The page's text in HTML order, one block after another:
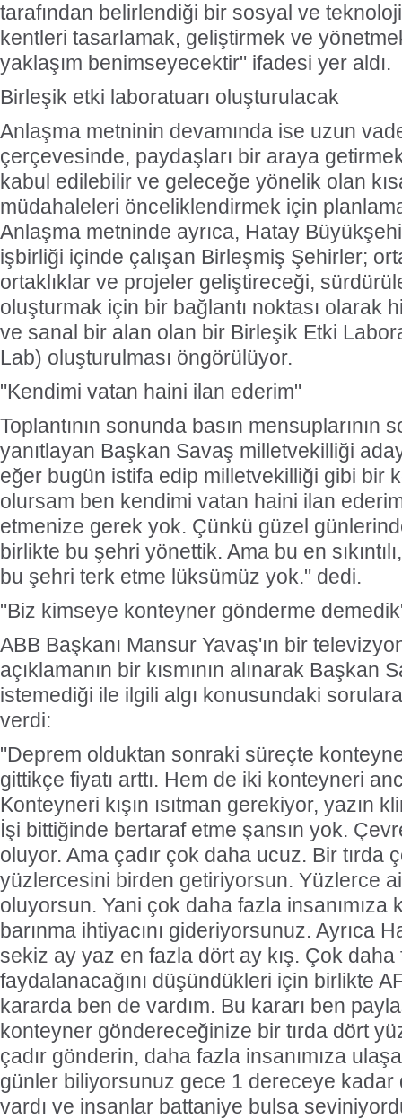
tarafından belirlendiği bir sosyal ve
kentleri tasarlamak, geliştirmek ve
yaklaşım benimseyecektir" ifadesi yer aldı.
Birleşik etki laboratuarı oluşturulacak
Anlaşma metninin devamında ise uzun
çerçevesinde, paydaşları bir araya
kabul edilebilir ve geleceğe yönelik olan
müdahaleleri önceliklendirmek için
Anlaşma metninde ayrıca, Hatay
işbirliği içinde çalışan Birleşmiş Şehirler;
ortaklıklar ve projeler geliştireceği,
oluşturmak için bir bağlantı noktası olarak
ve sanal bir alan olan bir Birleşik Etki
Lab) oluşturulması öngörülüyor.
"Kendimi vatan haini ilan ederim"
Toplantının sonunda basın mensuplarının
yanıtlayan Başkan Savaş milletvekilliği
eğer bugün istifa edip milletvekilliği gibi bir
olursam ben kendimi vatan haini ilan
etmenize gerek yok. Çünkü güzel
birlikte bu şehri yönettik. Ama bu en
bu şehri terk etme lüksümüz yok." dedi.
"Biz kimseye konteyner gönderme
ABB Başkanı Mansur Yavaş'ın bir
açıklamanın bir kısmının alınarak Başkan
istemediği ile ilgili algı konusundaki
verdi:
"Deprem olduktan sonraki süreçte
gittikçe fiyatı arttı. Hem de iki konteyneri
Konteyneri kışın ısıtman gerekiyor, yazın
İşi bittiğinde bertaraf etme şansın yok.
oluyor. Ama çadır çok daha ucuz. Bir tırda
yüzlercesini birden getiriyorsun. Yüzlerce
oluyorsun. Yani çok daha fazla insanımıza
barınma ihtiyacını gideriyorsunuz. Ayrıca
sekiz ay yaz en fazla dört ay kış. Çok daha
faydalanacağını düşündükleri için birlikte
kararda ben de vardım. Bu kararı ben
konteyner göndereceğinize bir tırda dört
çadır gönderin, daha fazla insanımıza
günler biliyorsunuz gece 1 dereceye
vardı ve insanlar battaniye bulsa